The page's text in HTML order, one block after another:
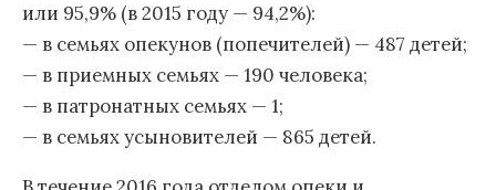
или 95,9% (в 2015 году — 94,2%):
— в семьях опекунов (попечителей) — 487 детей;
— в приемных семьях — 190 человека;
— в патронатных семьях — 1;
— в семьях усыновителей — 865 детей.